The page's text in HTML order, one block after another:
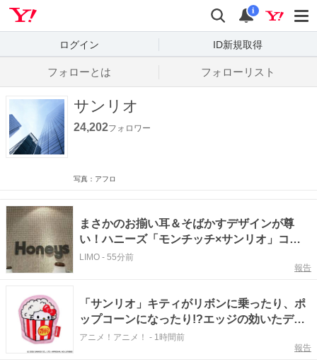
検索
通知
i
ログイン ID新規取得
フォローとは フォローリスト
サンリオ
24,202フォロワー
写真：アフロ
まさかのお揃い耳＆そばかすデザインが尊
い！ハニーズ「モンチッチ×サンリオ」コラ
ボポーチが可愛すぎてバッグから外せない！
LIMO - 55分前
報告
「サンリオ」キティがリボンに乗ったり、ポ
ップコーンになったり!?エッジの効いたデザ
インが目を引く♪ トートバッグやポーチが登
アニメ！アニメ！ - 1時間前
報告